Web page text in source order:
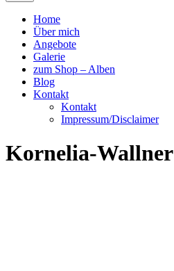
Home
Über mich
Angebote
Galerie
zum Shop – Alben
Blog
Kontakt
Kontakt
Impressum/Disclaimer
Kornelia-Wallner